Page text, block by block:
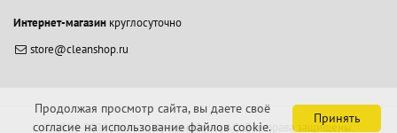
Интернет-магазин круглосуточно
store@cleanshop.ru
© 1994-2026 Контакт Интернейшнл АО.Все права защищены.
Принять
Продолжая просмотр сайта, вы даете своё
согласие на использование файлов cookie.